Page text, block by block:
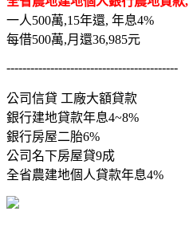
一人500萬,15年還, 年息4%
每借500萬,月還36,985元
-------------------------------------------
公司信貸 工廠大額貸款
銀行建地貸款年息4~8%
銀行房屋二胎6%
公司名下房屋貸9成
全省農建地個人貸款年息4%